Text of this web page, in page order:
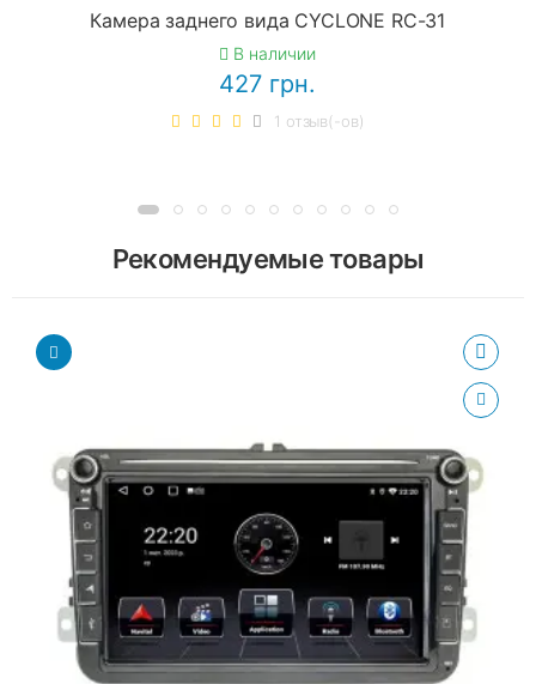
Камера заднего вида CYCLONE RC-31
В наличии
427 грн.
1 отзыв(-ов)
Рекомендуемые товары